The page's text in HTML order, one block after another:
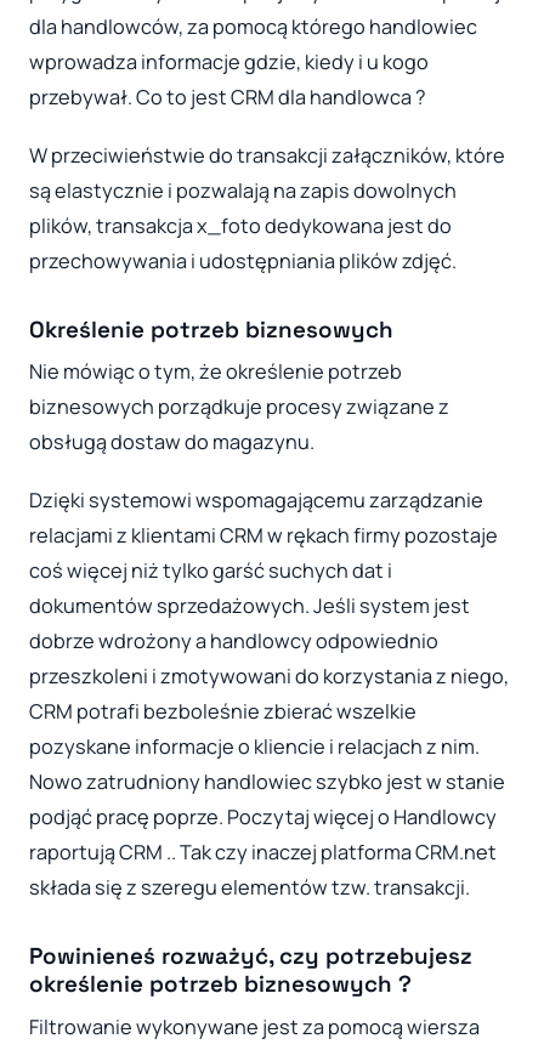
dla handlowców, za pomocą którego handlowiec
wprowadza informacje gdzie, kiedy i u kogo
przebywał. Co to jest CRM dla handlowca ?
W przeciwieństwie do transakcji załączników, które
są elastycznie i pozwalają na zapis dowolnych
plików, transakcja x_foto dedykowana jest do
przechowywania i udostępniania plików zdjęć.
Określenie potrzeb biznesowych
Nie mówiąc o tym, że określenie potrzeb
biznesowych porządkuje procesy związane z
obsługą dostaw do magazynu.
Dzięki systemowi wspomagającemu zarządzanie
relacjami z klientami CRM w rękach firmy pozostaje
coś więcej niż tylko garść suchych dat i
dokumentów sprzedażowych. Jeśli system jest
dobrze wdrożony a handlowcy odpowiednio
przeszkoleni i zmotywowani do korzystania z niego,
CRM potrafi bezboleśnie zbierać wszelkie
pozyskane informacje o kliencie i relacjach z nim.
Nowo zatrudniony handlowiec szybko jest w stanie
podjąć pracę poprze. Poczytaj więcej o Handlowcy
raportują CRM .. Tak czy inaczej platforma CRM.net
składa się z szeregu elementów tzw. transakcji.
Powinieneś rozważyć, czy potrzebujesz
określenie potrzeb biznesowych ?
Filtrowanie wykonywane jest za pomocą wiersza